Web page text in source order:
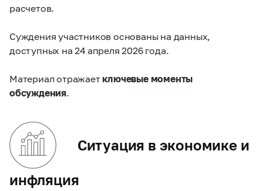
расчетов.
Суждения участников основаны на данных,
доступных на 24 апреля 2026 года.
Материал отражает ключевые моменты
обсуждения.
Ситуация в экономике и
инфляция